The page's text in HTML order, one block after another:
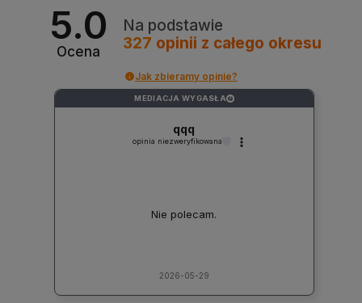
5.0
Ocena
Na podstawie
327 opinii z całego okresu
Jak zbieramy opinie?
MEDIACJA WYGASŁA ?
qqq
opinia niezweryfikowana
Nie polecam.
2026-05-29